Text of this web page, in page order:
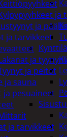
ja
ja
ja tarvikkeet
ja
ja peitot
ja sauna
ja pesuaineet
ja tarvikkeet